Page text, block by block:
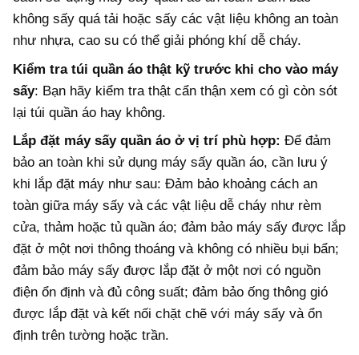
không sấy quá tải hoặc sấy các vật liệu không an toàn
như nhựa, cao su có thể giải phóng khí dễ cháy.
Kiểm tra túi quần áo thật kỹ trước khi cho vào máy
sấy: Bạn hãy kiểm tra thật cẩn thận xem có gì còn sót
lại túi quần áo hay không.
Lắp đặt máy sấy quần áo ở vị trí phù hợp: Để đảm
bảo an toàn khi sử dụng máy sấy quần áo, cần lưu ý
khi lắp đặt máy như sau: Đảm bảo khoảng cách an
toàn giữa máy sấy và các vật liệu dễ cháy như rèm
cửa, thảm hoặc tủ quần áo; đảm bảo máy sấy được lắp
đặt ở một nơi thông thoáng và không có nhiều bụi bẩn;
đảm bảo máy sấy được lắp đặt ở một nơi có nguồn
điện ổn định và đủ công suất; đảm bảo ống thông gió
được lắp đặt và kết nối chặt chẽ với máy sấy và ổn
định trên tường hoặc trần.